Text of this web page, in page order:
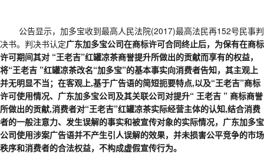
公告显示，加多宝收到最高人民法院(2017)最高法民再152号民事判
决书。判决书认定广东加多宝公司在商标许可合同终止后，为保有在商标
许可期间其对 “王老吉”红罐凉茶商誉提升所做出的贡献而享有的权益，
将“王老吉 ”红罐凉茶改名“加多宝”的基本事实向消费者告知，其主观上
并无明显不当；在客观上,基于广告语的简短扼要特点,以及“王老吉”商标
许可使用情况、广东加多宝公司及其关联公司对提升“ 王老吉 ” 商标商誉
所做出的贡献,消费者对“王老吉”红罐凉茶实际经营主体的认知,结合消费
者的一般注意力、发生误解的事实和被宣传对象的实际情况，广东加多宝
公司使用涉案广告语并不产生引人误解的效果，并未损害公平竞争的市场
秩序和消费者的合法权益，不构成虚假宣传行为。